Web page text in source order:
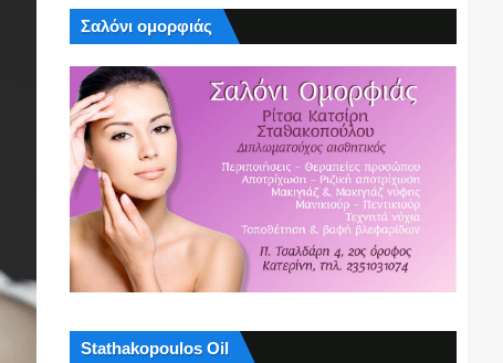
Σαλόνι ομορφιάς
Stathakopoulos Oil